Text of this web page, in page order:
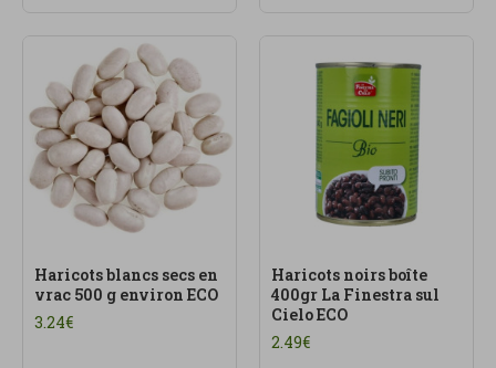
Haricots blancs secs en
vrac 500 g environ ECO
3.24€
Haricots noirs boîte
400gr La Finestra sul
Cielo ECO
2.49€